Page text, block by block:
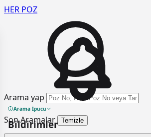
HER POZ
Arama yap
Arama İpucu
Son Aramalar Temizle
Bildirimler